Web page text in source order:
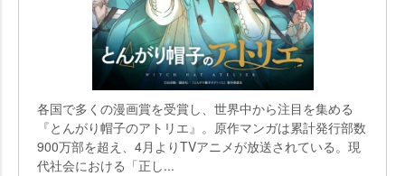
各国で多くの漫画賞を受賞し、世界中から注目を集める
『とんがり帽子のアトリエ』。原作マンガは累計発行部数
900万部を超え、4月よりTVアニメが放送されている。現
代社会における「正し...